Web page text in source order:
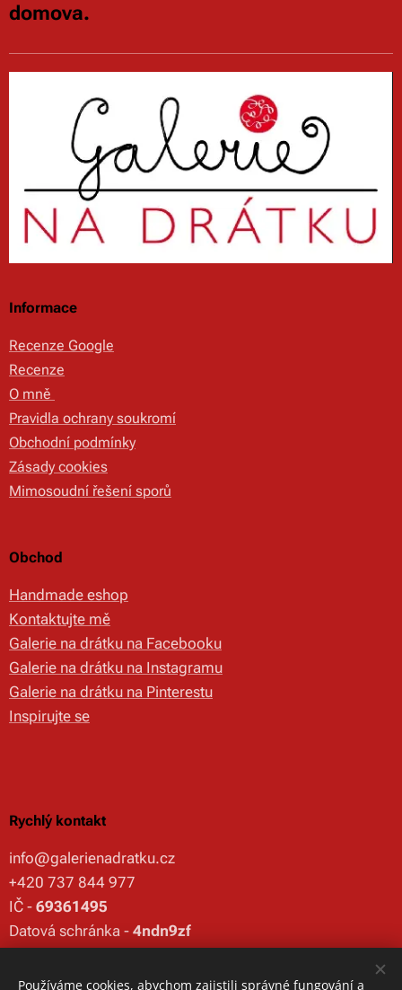
domova.
Informace
Recenze Google
Recenze
O mně
Pravidla ochrany soukromí
Obchodní podmínky
Zásady cookies
Mimosoudní řešení sporů
Obchod
Handmade eshop
Kontaktujte mě
Galerie na drátku na Facebooku
Galerie na drátku na Instagramu
Galerie na drátku na Pinterestu
Inspirujte se
Rychlý kontakt
info@galerienadratku.cz
+420 737 844 977
IČ - 69361495
Datová schránka - 4ndn9zf
Používáme cookies, abychom zajistili správné fungování a